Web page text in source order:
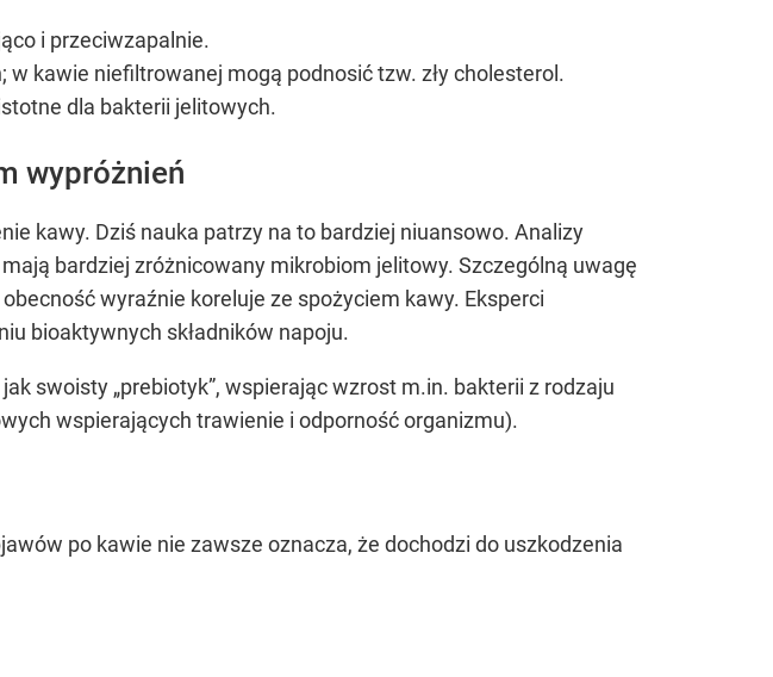
i przeciwzapalnie.
kawie niefiltrowanej mogą podnosić tzw. zły cholesterol.
dla bakterii jelitowych.
wypróżnień
kawy. Dziś nauka patrzy na to bardziej niuansowo. Analizy
bardziej zróżnicowany mikrobiom jelitowy. Szczególną uwagę
wyraźnie koreluje ze spożyciem kawy. Eksperci
bioaktywnych składników napoju.
swoisty „prebiotyk”, wspierając wzrost m.in. bakterii z rodzaju
wspierających trawienie i odporność organizmu).
po kawie nie zawsze oznacza, że dochodzi do uszkodzenia